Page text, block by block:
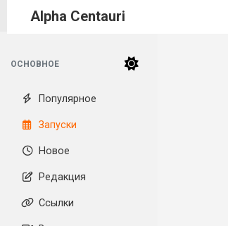
Alpha Centauri
ОСНОВНОЕ
Популярное
Запуски
Новое
Редакция
Ссылки